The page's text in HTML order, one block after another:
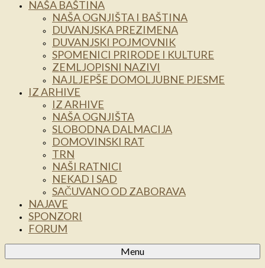
NAŠA BAŠTINA
NAŠA OGNJIŠTA I BAŠTINA
DUVANJSKA PREZIMENA
DUVANJSKI POJMOVNIK
SPOMENICI PRIRODE I KULTURE
ZEMLJOPISNI NAZIVI
NAJLJEPŠE DOMOLJUBNE PJESME
IZ ARHIVE
IZ ARHIVE
NAŠA OGNJIŠTA
SLOBODNA DALMACIJA
DOMOVINSKI RAT
TRN
NAŠI RATNICI
NEKAD I SAD
SAČUVANO OD ZABORAVA
NAJAVE
SPONZORI
FORUM
Menu